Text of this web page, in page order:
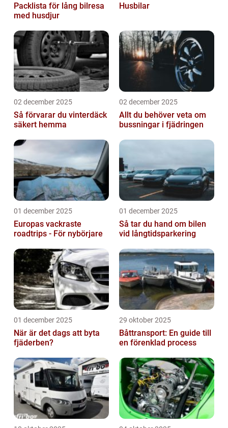
Packlista för lång bilresa
med husdjur
Husbilar
02 december 2025
Så förvarar du vinterdäck
säkert hemma
02 december 2025
Allt du behöver veta om
bussningar i fjädringen
01 december 2025
Europas vackraste
roadtrips - För nybörjare
01 december 2025
Så tar du hand om bilen
vid långtidsparkering
01 december 2025
När är det dags att byta
fjäderben?
29 oktober 2025
Båttransport: En guide till
en förenklad process